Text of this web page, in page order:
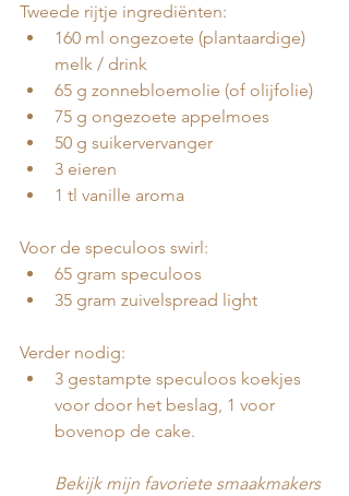
Tweede rijtje ingrediënten:
160 ml ongezoete (plantaardige)
melk / drink
65 g zonnebloemolie (of olijfolie)
75 g ongezoete appelmoes
50 g suikervervanger
3 eieren
1 tl vanille aroma
Voor de speculoos swirl:
65 gram speculoos
35 gram zuivelspread light
Verder nodig:
3 gestampte speculoos koekjes
voor door het beslag, 1 voor
bovenop de cake.
Bekijk mijn favoriete smaakmakers